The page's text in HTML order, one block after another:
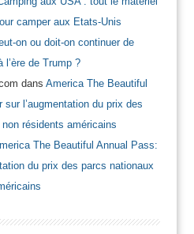
camper aux Etats-Unis
on ou doit-on continuer de
de Trump ?
dans America The Beautiful
l’augmentation du prix des
résidents américains
The Beautiful Annual Pass:
du prix des parcs nationaux